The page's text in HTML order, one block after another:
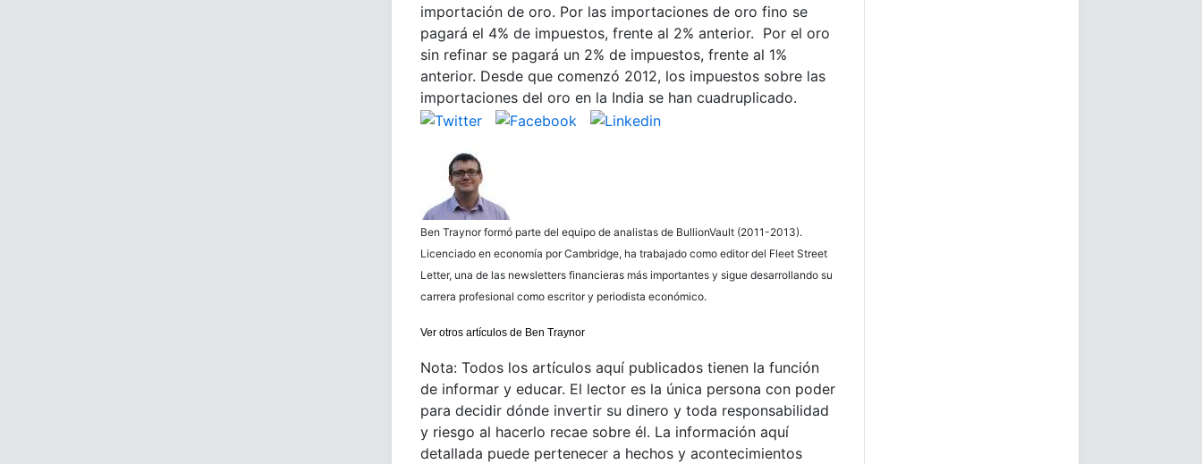
importación de oro. Por las importaciones de oro fino se
pagará el 4% de impuestos, frente al 2% anterior. Por el oro
sin refinar se pagará un 2% de impuestos, frente al 1%
anterior. Desde que comenzó 2012, los impuestos sobre las
importaciones del oro en la India se han cuadruplicado.
Ben Traynor formó parte del equipo de analistas de BullionVault (2011-2013).
Licenciado en economía por Cambridge, ha trabajado como editor del Fleet Street
Letter, una de las newsletters financieras más importantes y sigue desarrollando su
carrera profesional como escritor y periodista económico.
Ver otros artículos de Ben Traynor
Nota: Todos los artículos aquí publicados tienen la función
de informar y educar. El lector es la única persona con poder
para decidir dónde invertir su dinero y toda responsabilidad
y riesgo al hacerlo recae sobre él. La información aquí
detallada puede pertenecer a hechos y acontecimientos